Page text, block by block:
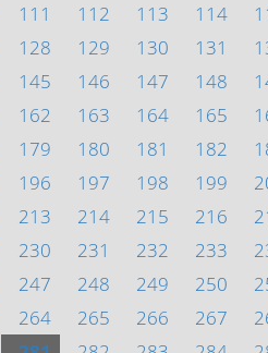
111 112 113 114
128 129 130 131
145 146 147 148
162 163 164 165
179 180 181 182
196 197 198 199
213 214 215 216
230 231 232 233
247 248 249 250
264 265 266 267